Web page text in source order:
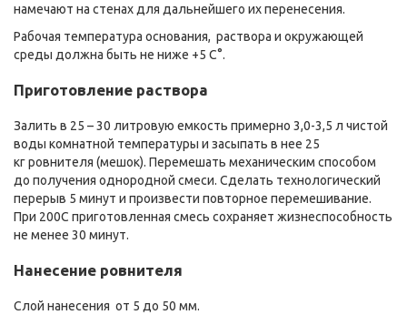
намечают на стенах для дальнейшего их перенесения.
Рабочая температура основания, раствора и окружающей
среды должна быть не ниже +5 С°.
Приготовление раствора
Залить в 25 – 30 литровую емкость примерно 3,0-3,5 л чистой
воды комнатной температуры и засыпать в нее 25
кг ровнителя (мешок). Перемешать механическим способом
до получения однородной смеси. Сделать технологический
перерыв 5 минут и произвести повторное перемешивание.
При 200С приготовленная смесь сохраняет жизнеспособность
не менее 30 минут.
Нанесение ровнителя
Слой нанесения от 5 до 50 мм.